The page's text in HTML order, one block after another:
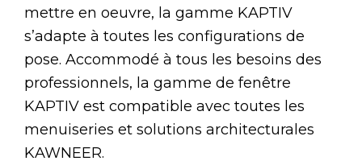
mettre en oeuvre, la gamme KAPTIV
s’adapte à toutes les configurations de
pose. Accommodé à tous les besoins des
professionnels, la gamme de fenêtre
KAPTIV est compatible avec toutes les
menuiseries et solutions architecturales
KAWNEER.